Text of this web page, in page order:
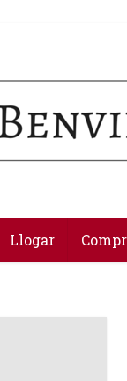
Llogar